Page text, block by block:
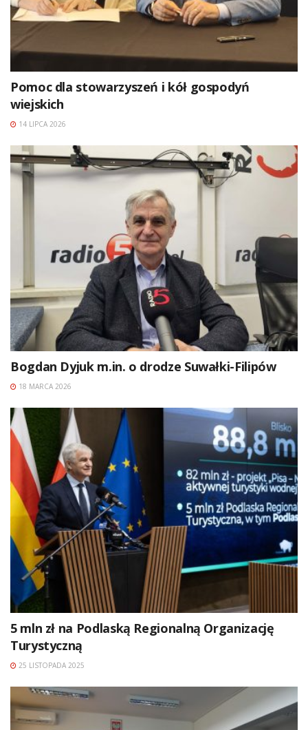
Pomoc dla stowarzyszeń i kół gospodyń
wiejskich
14 LIPCA 2026
Bogdan Dyjuk m.in. o drodze Suwałki-Filipów
18 MARCA 2026
5 mln zł na Podlaską Regionalną Organizację
Turystyczną
25 LISTOPADA 2025